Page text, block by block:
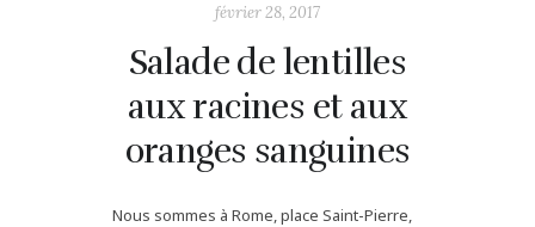
février 28, 2017
Salade de lentilles
aux racines et aux
oranges sanguines
Nous sommes à Rome, place Saint-Pierre,